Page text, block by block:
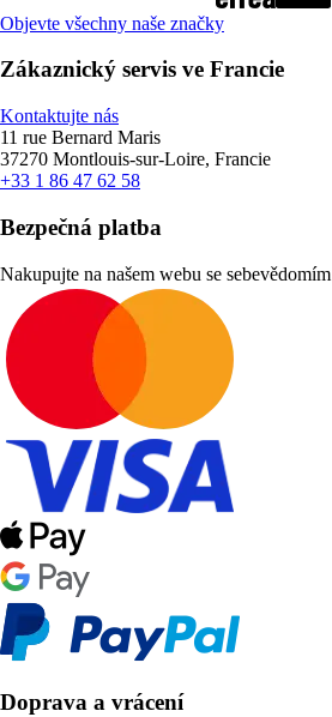
Objevte všechny naše značky
Zákaznický servis ve Francie
Kontaktujte nás
11 rue Bernard Maris
37270 Montlouis-sur-Loire, Francie
+33 1 86 47 62 58
Bezpečná platba
Nakupujte na našem webu se sebevědomím
Doprava a vrácení